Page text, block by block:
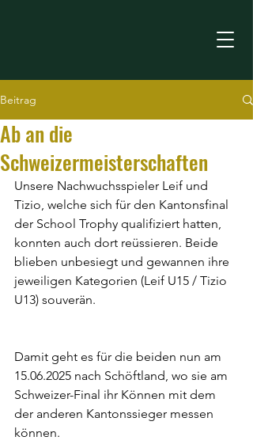
Beitrag
Ab an die
Schweizermeisterschaften
Unsere Nachwuchsspieler Leif und
Tizio, welche sich für den Kantonsfinal
der School Trophy qualifiziert hatten,
konnten auch dort reüssieren. Beide
blieben unbesiegt und gewannen ihre
jeweiligen Kategorien (Leif U15 / Tizio
U13) souverän.
Damit geht es für die beiden nun am
15.06.2025 nach Schöftland, wo sie am
Schweizer-Final ihr Können mit dem
der anderen Kantonssieger messen
können.